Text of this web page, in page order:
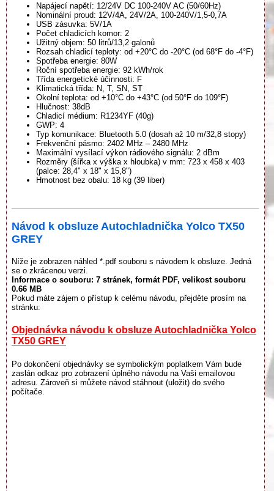
Napájecí napětí: 12/24V DC 100-240V AC (50/60Hz)
Nominální proud: 12V/4A, 24V/2A, 100-240V/1,5-0,7A
USB zásuvka: 5V/1A
Počet chladicích komor: 2
Užitný objem: 50 litrů/13,2 galonů
Rozsah chladicí teploty: od +20°C do -20°C (od 68°F do -4°F)
Spotřeba energie: 80W
Roční spotřeba energie: 92 kWh/rok
Třída energetické účinnosti: F
Klimatická třída: N, T, SN, ST
Okolní teplota: od +10°C do +43°C (od 50°F do 109°F)
Hlučnost: 38dB
Chladicí médium: R1234YF (40g)
GWP: 4
Typ komunikace: Bluetooth 5.0 (dosah až 10 m/32,8 stopy)
Frekvenční pásmo: 2402 MHz – 2480 MHz
Maximální vysílací výkon rádiového signálu: 2 dBm
Rozměry (šířka x výška x hloubka) v mm: 723 x 458 x 403
(palce: 28,4" x 18" x 15,8")
Hmotnost bez obalu: 18 kg (39 liber)
Návod k obsluze Autochladnička Yolco TX50
GREY
Níže je zobrazen náhled *.pdf souboru s návodem k obsluze. Jedná
se o zkrácenou verzi.
Informace o souboru: 7 stránek, formát PDF, velikost souboru
0.66 MB
Pokud máte zájem o přístup k celému návodu, přejděte prosím na
stránku:
Objednávka návodu k obsluze Autochladnička Yolco
TX50 GREY
Po dokončení objednávky se symbolickým poplatkem Vám bude
zaslán odkaz pro zobrazení úplného návodu na Vaši emailovou
adresu. Zároveň si můžete návod stáhnout (uložit) do svého
počítače.